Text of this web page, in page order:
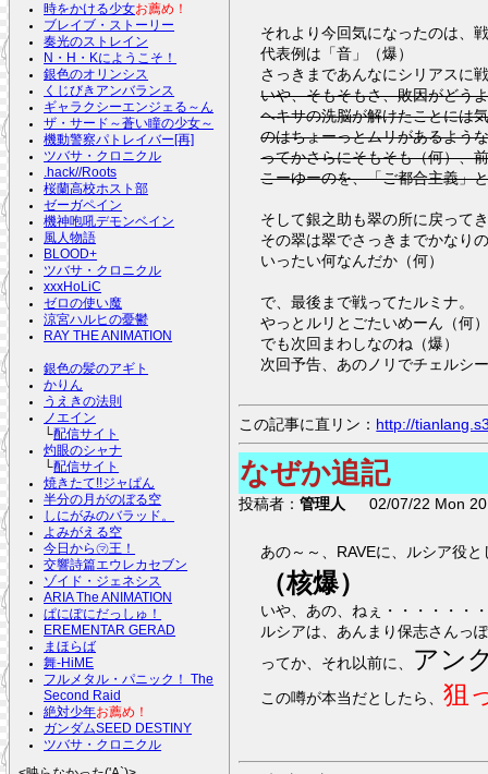
時をかける少女お薦め！
ブレイブ・ストーリー
奏光のストレイン
N・H・Kにようこそ！
銀色のオリンシス
くじびきアンバランス
ギャラクシーエンジェる～ん
ザ・サード～蒼い瞳の少女～
機動警察パトレイバー[再]
ツバサ・クロニクル
.hack//Roots
桜蘭高校ホスト部
ゼーガペイン
機神咆吼デモンベイン
風人物語
BLOOD+
ツバサ・クロニクル
xxxHoLiC
ゼロの使い魔
涼宮ハルヒの憂鬱
RAY THE ANIMATION
銀色の髪のアギト
かりん
うえきの法則
ノエイン
└配信サイト
灼眼のシャナ
└配信サイト
焼きたて!!ジャぱん
半分の月がのぼる空
しにがみのバラッド。
よみがえる空
今日から㋮王！
交響詩篇エウレカセブン
ゾイド・ジェネシス
ARIA The ANIMATION
ぱにぽにだっしゅ！
EREMENTAR GERAD
まほらば
舞-HiME
フルメタル・パニック！ The
Second Raid
絶対少年お薦め！
ガンダムSEED DESTINY
ツバサ・クロニクル
それより今回気になったのは、
代表例は「音」（爆）
さっきまであんなにシリアスに
いや、そもそもさ、敗因がどう
ヘキサの洗脳が解けたことには
のはちょーっとムリがあるよう
ってかさらにそもそも（何）、
こーゆーのを、「ご都合主義」
そして銀之助も翠の所に戻って
その翠は翠でさっきまでかなり
いったい何なんだか（何）
で、最後まで戦ってたルミナ。
やっとルリとごたいめーん（何
でも次回まわしなのね（爆）
次回予告、あのノリでチェルシ
この記事に直リン： http://
なぜか追記
投稿者：管理人 02/07/22 Mon
あの～～、RAVEに、ルシア役と
（核爆）
いや、あの、ねぇ・・・・・・
ルシアは、あんまり保志さんっ
ってか、それ以前に、
アン
この噂が本当だとしたら、狙